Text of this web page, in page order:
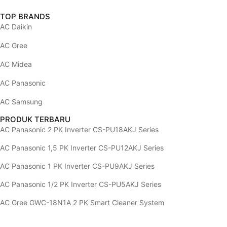
TOP BRANDS
AC Daikin
AC Gree
AC Midea
AC Panasonic
AC Samsung
PRODUK TERBARU
AC Panasonic 2 PK Inverter CS-PU18AKJ Series
AC Panasonic 1,5 PK Inverter CS-PU12AKJ Series
AC Panasonic 1 PK Inverter CS-PU9AKJ Series
AC Panasonic 1/2 PK Inverter CS-PU5AKJ Series
AC Gree GWC-18N1A 2 PK Smart Cleaner System